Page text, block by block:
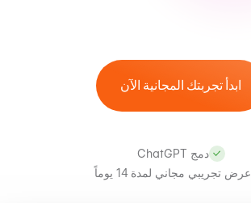
ابدأ تجربتك المجانية الآن
دمج ChatGPT
عرض تجريبي مجاني لمدة 14 يوماً